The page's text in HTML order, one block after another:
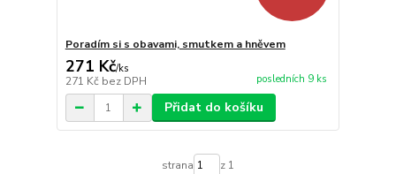
Poradím si s obavami, smutkem a hněvem
271 Kč/ks
271 Kč bez DPH posledních 9 ks
Přidat do košíku
strana z 1